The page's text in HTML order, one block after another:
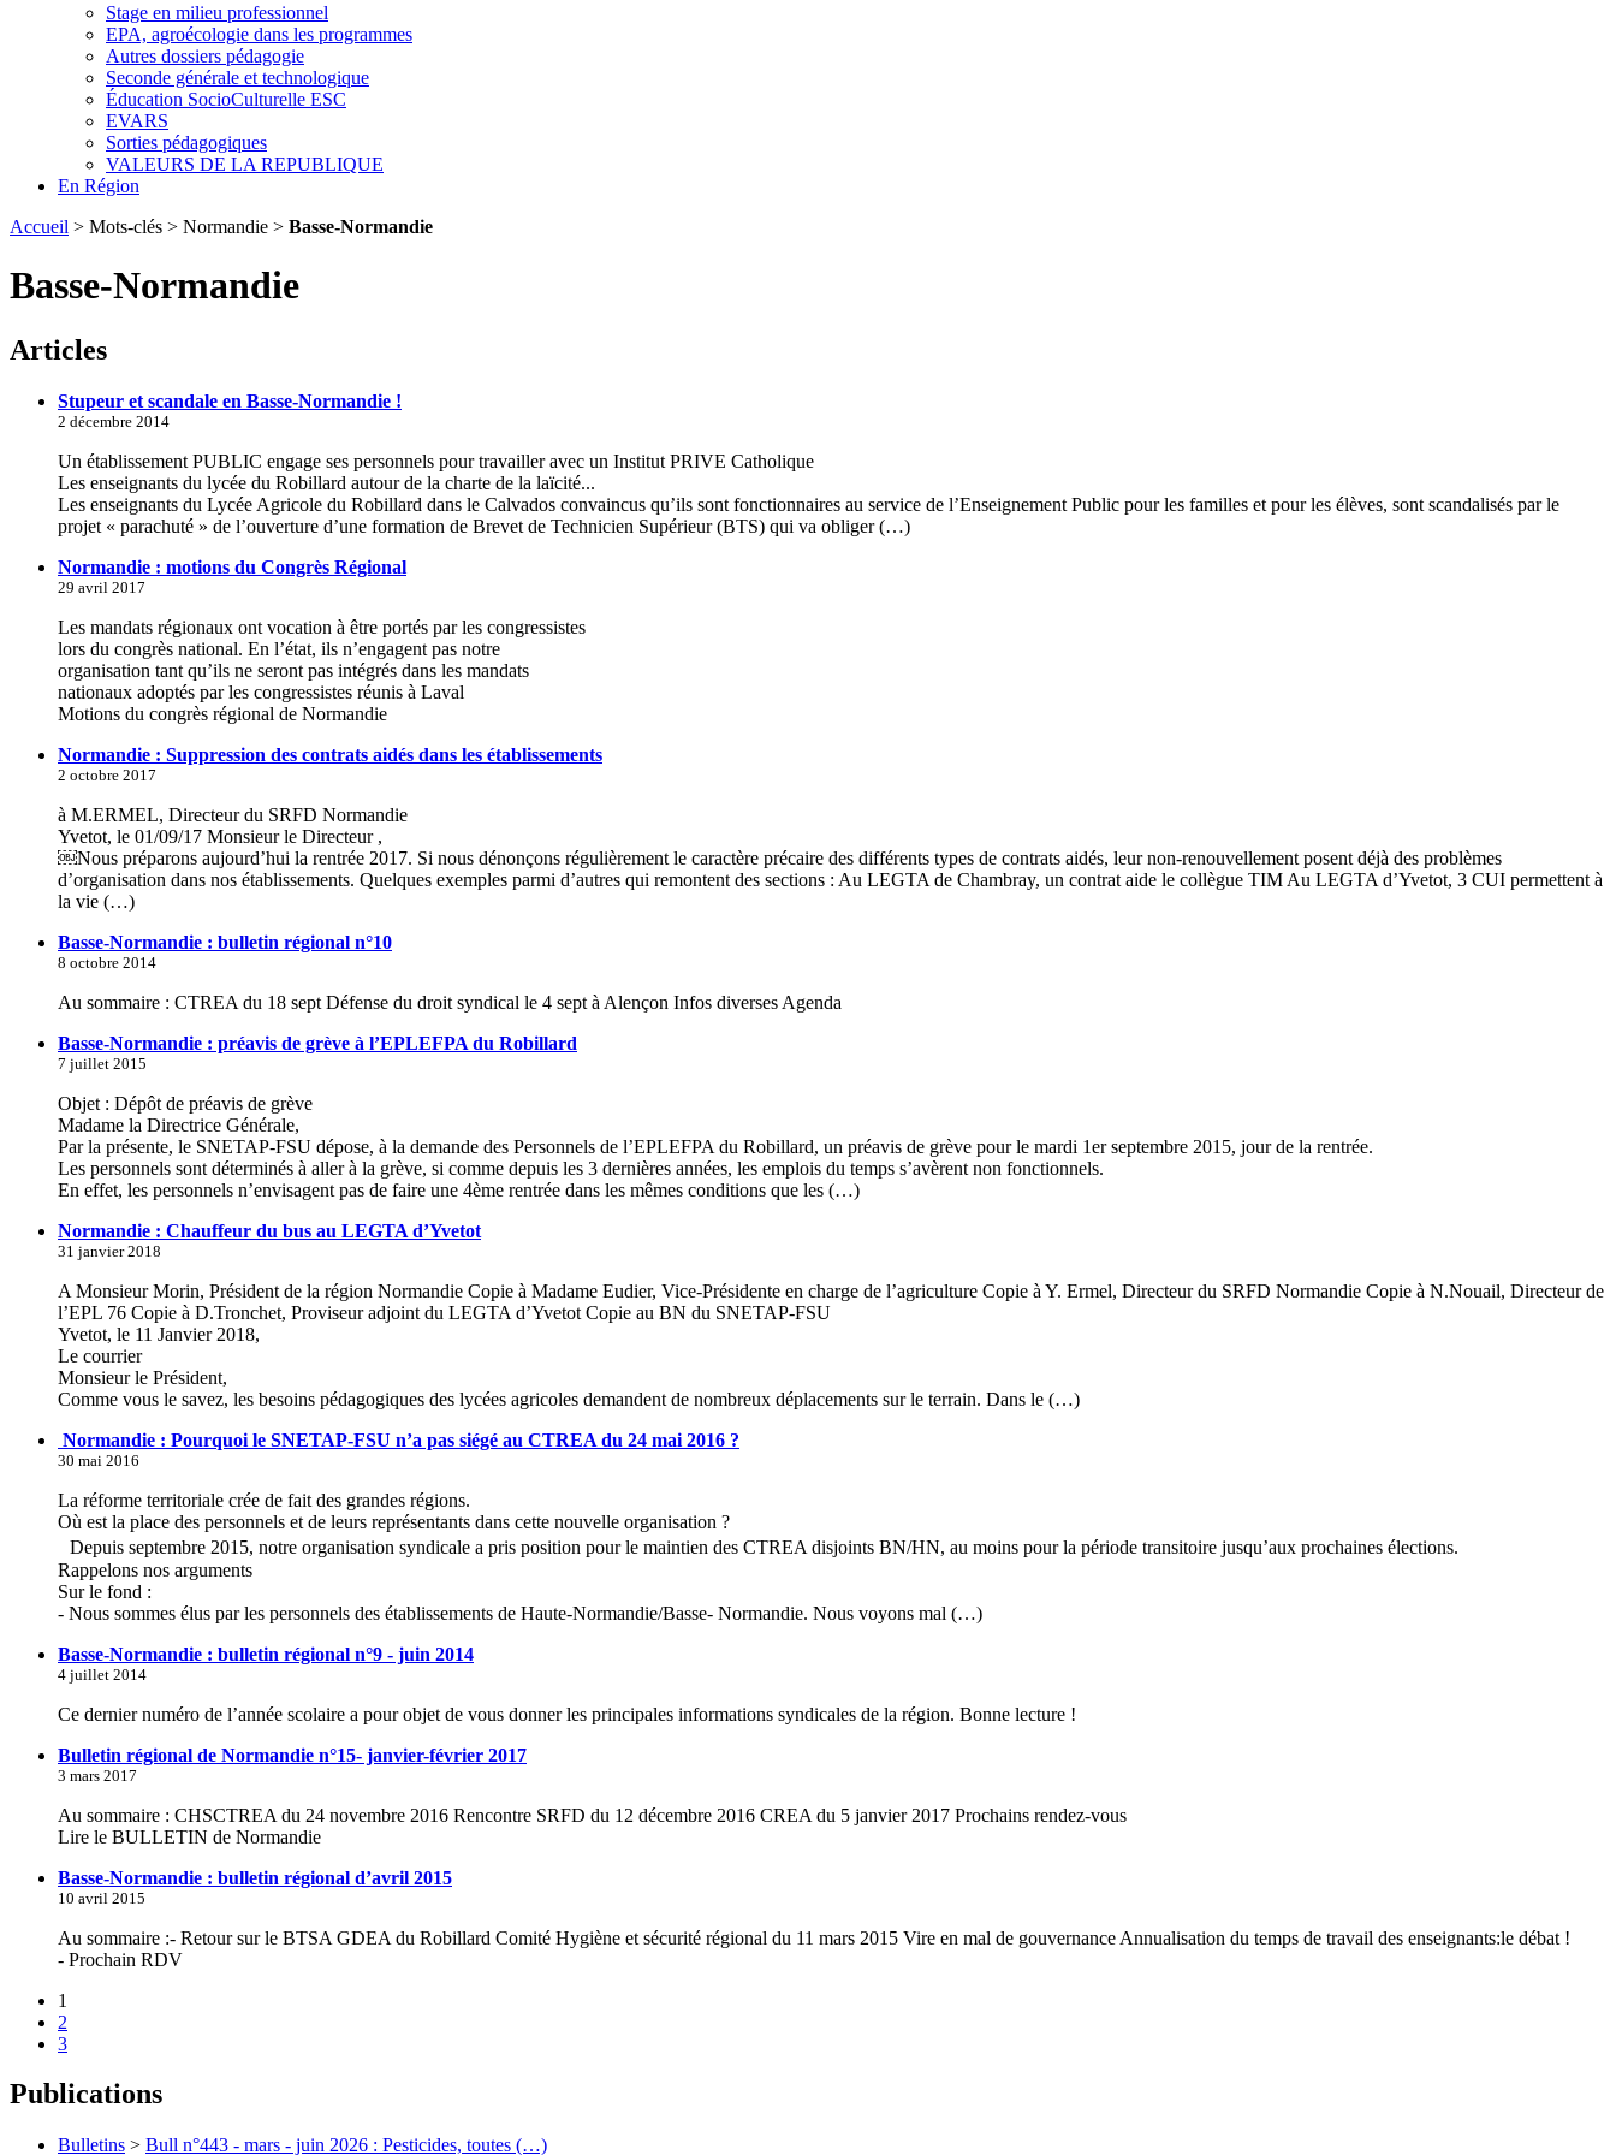
Stage en milieu professionnel
EPA, agroécologie dans les programmes
Autres dossiers pédagogie
Seconde générale et technologique
Éducation SocioCulturelle ESC
EVARS
Sorties pédagogiques
VALEURS DE LA REPUBLIQUE
En Région
Accueil > Mots-clés > Normandie > Basse-Normandie
Basse-Normandie
Articles
Stupeur et scandale en Basse-Normandie !
2 décembre 2014
Un établissement PUBLIC engage ses personnels pour travailler avec un Institut PRIVE Catholique
Les enseignants du lycée du Robillard autour de la charte de la laïcité...
Les enseignants du Lycée Agricole du Robillard dans le Calvados convaincus qu’ils sont fonctionnaires au service de l’Enseignement Public pour les familles et pour les élèves, sont scandalisés par le
projet « parachuté » de l’ouverture d’une formation de Brevet de Technicien Supérieur (BTS) qui va obliger (…)
Normandie : motions du Congrès Régional
29 avril 2017
Les mandats régionaux ont vocation à être portés par les congressistes
lors du congrès national. En l’état, ils n’engagent pas notre
organisation tant qu’ils ne seront pas intégrés dans les mandats
nationaux adoptés par les congressistes réunis à Laval
Motions du congrès régional de Normandie
Normandie : Suppression des contrats aidés dans les établissements
2 octobre 2017
à M.ERMEL, Directeur du SRFD Normandie
Yvetot, le 01/09/17 Monsieur le Directeur ,
￼Nous préparons aujourd’hui la rentrée 2017. Si nous dénonçons régulièrement le caractère précaire des différents types de contrats aidés, leur non-renouvellement posent déjà des problèmes
d’organisation dans nos établissements. Quelques exemples parmi d’autres qui remontent des sections : Au LEGTA de Chambray, un contrat aide le collègue TIM Au LEGTA d’Yvetot, 3 CUI permettent à
la vie (…)
Basse-Normandie : bulletin régional n°10
8 octobre 2014
Au sommaire : CTREA du 18 sept Défense du droit syndical le 4 sept à Alençon Infos diverses Agenda
Basse-Normandie : préavis de grève à l’EPLEFPA du Robillard
7 juillet 2015
Objet : Dépôt de préavis de grève
Madame la Directrice Générale,
Par la présente, le SNETAP-FSU dépose, à la demande des Personnels de l’EPLEFPA du Robillard, un préavis de grève pour le mardi 1er septembre 2015, jour de la rentrée.
Les personnels sont déterminés à aller à la grève, si comme depuis les 3 dernières années, les emplois du temps s’avèrent non fonctionnels.
En effet, les personnels n’envisagent pas de faire une 4ème rentrée dans les mêmes conditions que les (…)
Normandie : Chauffeur du bus au LEGTA d’Yvetot
31 janvier 2018
A Monsieur Morin, Président de la région Normandie Copie à Madame Eudier, Vice-Présidente en charge de l’agriculture Copie à Y. Ermel, Directeur du SRFD Normandie Copie à N.Nouail, Directeur de
l’EPL 76 Copie à D.Tronchet, Proviseur adjoint du LEGTA d’Yvetot Copie au BN du SNETAP-FSU
Yvetot, le 11 Janvier 2018,
Le courrier
Monsieur le Président,
Comme vous le savez, les besoins pédagogiques des lycées agricoles demandent de nombreux déplacements sur le terrain. Dans le (…)
Normandie : Pourquoi le SNETAP-FSU n’a pas siégé au CTREA du 24 mai 2016 ?
30 mai 2016
La réforme territoriale crée de fait des grandes régions.
Où est la place des personnels et de leurs représentants dans cette nouvelle organisation ?
Depuis septembre 2015, notre organisation syndicale a pris position pour le maintien des CTREA disjoints BN/HN, au moins pour la période transitoire jusqu’aux prochaines élections.
Rappelons nos arguments
Sur le fond :
- Nous sommes élus par les personnels des établissements de Haute-Normandie/Basse- Normandie. Nous voyons mal (…)
Basse-Normandie : bulletin régional n°9 - juin 2014
4 juillet 2014
Ce dernier numéro de l’année scolaire a pour objet de vous donner les principales informations syndicales de la région. Bonne lecture !
Bulletin régional de Normandie n°15- janvier-février 2017
3 mars 2017
Au sommaire : CHSCTREA du 24 novembre 2016 Rencontre SRFD du 12 décembre 2016 CREA du 5 janvier 2017 Prochains rendez-vous
Lire le BULLETIN de Normandie
Basse-Normandie : bulletin régional d’avril 2015
10 avril 2015
Au sommaire :- Retour sur le BTSA GDEA du Robillard Comité Hygiène et sécurité régional du 11 mars 2015 Vire en mal de gouvernance Annualisation du temps de travail des enseignants:le débat !
- Prochain RDV
1
2
3
Publications
Bulletins > Bull n°443 - mars - juin 2026 : Pesticides, toutes (…)